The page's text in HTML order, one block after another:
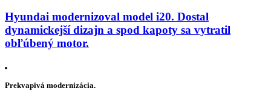
Hyundai modernizoval model i20. Dostal
dynamickejší dizajn a spod kapoty sa vytratil
obľúbený motor.
Prekvapivá modernizácia.